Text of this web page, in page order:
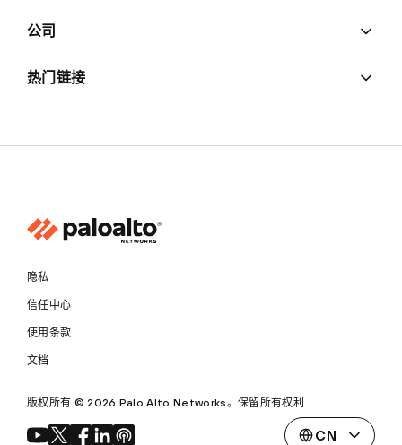
公司
热门链接
隐私
信任中心
使用条款
文档
版权所有 © 2026 Palo Alto Networks。保留所有权利
CN